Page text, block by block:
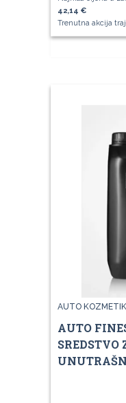
42,14 €
Trenutna akcija
AUTO
AUTO
SREDSTVO